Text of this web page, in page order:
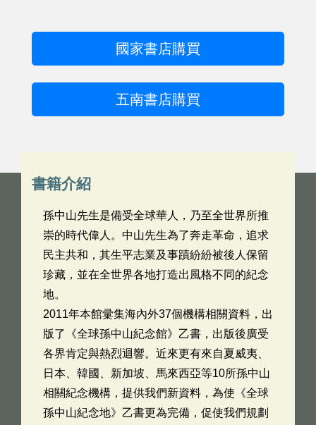
國家書店購買
五南書店購買
書籍介紹
孫中山先生是備受全球華人，乃至全世界所推
崇的時代偉人。中山先生為了奔走革命，追求
民主共和，其生平志業及事蹟紛紛被後人保留
珍藏，並在全世界各地打造出風格不同的紀念
地。
2011年本館彚集海內外37個機構相關資料，出
版了《全球孫中山紀念館》乙書，出版後廣受
各界肯定與熱烈迴響。近來更有來自夏威夷、
日本、韓國、新加坡、馬來西亞等10所孫中山
相關紀念機構，提供我們新資料，為使《全球
孫中山紀念地》乙書更為完備，促使我們規劃